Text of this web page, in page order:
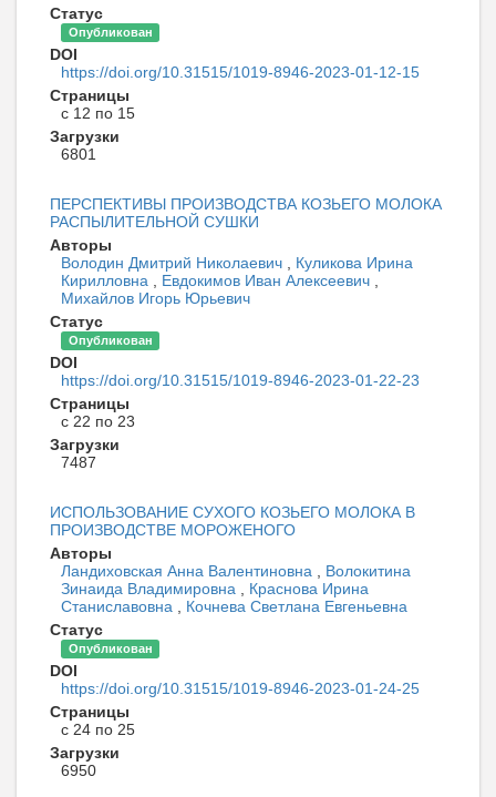
Статус
Опубликован
DOI
https://doi.org/10.31515/1019-8946-2023-01-12-15
Страницы
с 12 по 15
Загрузки
6801
ПЕРСПЕКТИВЫ ПРОИЗВОДСТВА КОЗЬЕГО МОЛОКА
РАСПЫЛИТЕЛЬНОЙ СУШКИ
Авторы
Володин Дмитрий Николаевич
Куликова Ирина
Кирилловна
Евдокимов Иван Алексеевич
Михайлов Игорь Юрьевич
Статус
Опубликован
DOI
https://doi.org/10.31515/1019-8946-2023-01-22-23
Страницы
с 22 по 23
Загрузки
7487
ИСПОЛЬЗОВАНИЕ СУХОГО КОЗЬЕГО МОЛОКА В
ПРОИЗВОДСТВЕ МОРОЖЕНОГО
Авторы
Ландиховская Анна Валентиновна
Волокитина
Зинаида Владимировна
Краснова Ирина
Станиславовна
Кочнева Светлана Евгеньевна
Статус
Опубликован
DOI
https://doi.org/10.31515/1019-8946-2023-01-24-25
Страницы
с 24 по 25
Загрузки
6950